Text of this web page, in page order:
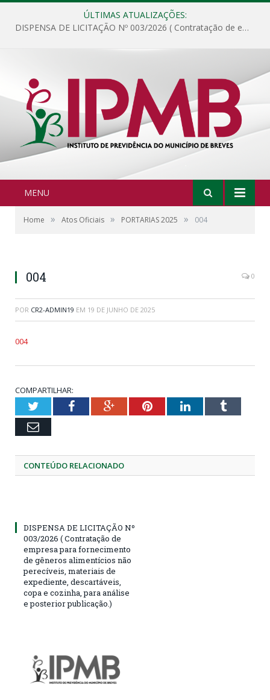
ÚLTIMAS ATUALIZAÇÕES:
DISPENSA DE LICITAÇÃO Nº 003/2026 ( Contratação de empresa para fornecimento de gêneros alimentícios não perecíveis, materiais de expediente, descartáveis, copa e cozinha, para análise e posterior publicação.)
MENU
Home » Atos Oficiais » PORTARIAS 2025 » 004
004 0
POR CR2-ADMIN19 EM 19 DE JUNHO DE 2025
004
COMPARTILHAR:
TwitterFacebookGoogle+PinterestLinkedInTumblr
Email
CONTEÚDO RELACIONADO
DISPENSA DE LICITAÇÃO Nº
003/2026 ( Contratação de
empresa para fornecimento
de gêneros alimentícios não
perecíveis, materiais de
expediente, descartáveis,
copa e cozinha, para análise
e posterior publicação.)